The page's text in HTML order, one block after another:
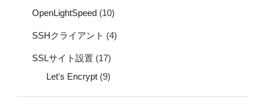
OpenLightSpeed (10)
SSHクライアント (4)
SSLサイト設置 (17)
Let's Encrypt (9)